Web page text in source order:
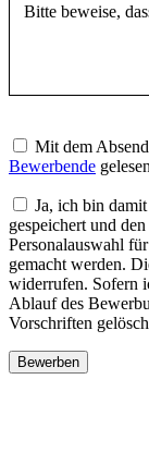
Bitte beweise,
lasse
dieses
leer.
Mit dem
Bewerbende
Ja, ich bin
gespeichert und den
Personalauswahl
gemacht werden.
widerrufen. Sofern
Ablauf des
Vorschriften